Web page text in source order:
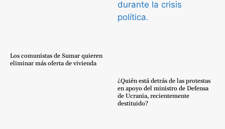
Los comunistas de Sumar quieren
eliminar más oferta de vivienda
¿Quién está detrás de las protestas
en apoyo del ministro de Defensa
de Ucrania, recientemente
destituido?